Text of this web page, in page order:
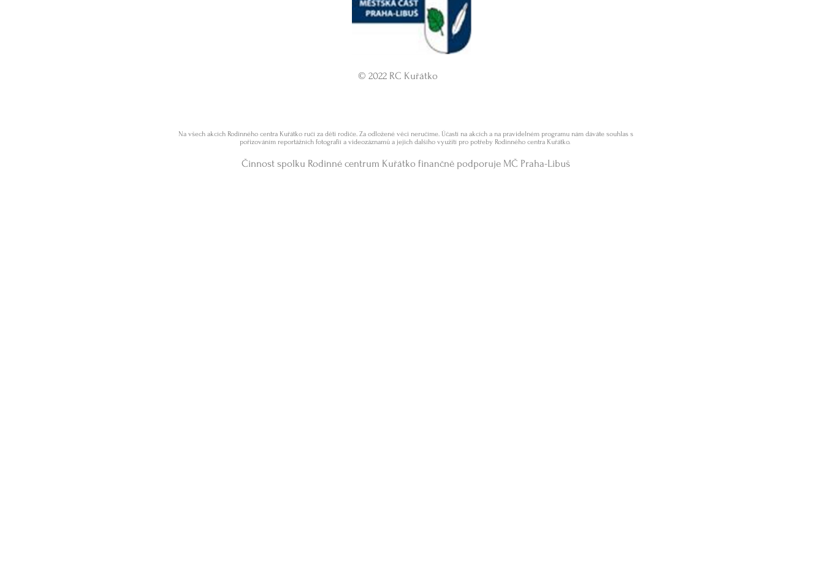
Na všech akcích Rodinného centra Kuřátko ručí za děti rodiče. Za odložené věci neručíme. Účastí na akcích a na pravidelném programu nám dáváte souhlas s
pořizováním reportážních fotografií a videozáznamů a jejich dalšího využití pro potřeby Rodinného centra Kuřátko.
Činnost spolku Rodinné centrum Kuřátko finančně podporuje MČ Praha-Libuš
© 2022 RC Kuřátko